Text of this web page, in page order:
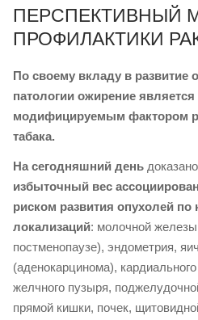
ПЕРСПЕКТИВНЫЙ
ПРОФИЛАКТИКИ
По своему вкладу в развитие
патологии ожирение
модифицируемым фактором
табака.
На сегодняшний день
избыточный вес
риском развития опухолей по
локализаций: молочной
постменопаузе), эндометрия,
(аденокарцинома),
желчного пузыря,
прямой кишки, почек,